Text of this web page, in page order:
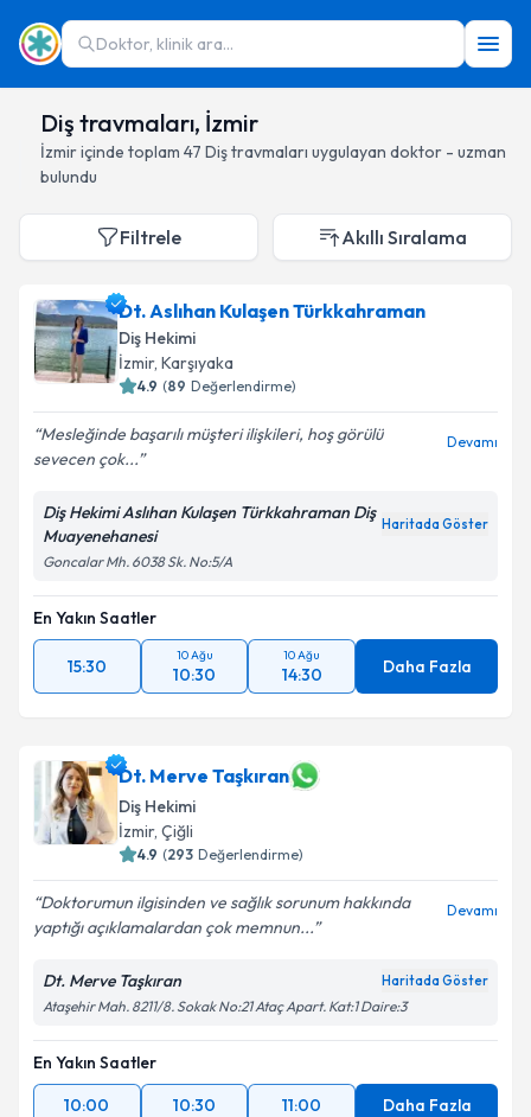
Doktor, klinik ara...
Diş travmaları, İzmir
İzmiriçinde toplam 47 Diş travmaları uygulayan doktor - uzman
bulundu
Filtrele Akıllı Sıralama
Dt. Aslıhan Kulaşen Türkkahraman
Diş Hekimi
İzmir, Karşıyaka
4.9 (89 Değerlendirme)
Mesleğinde başarılı müşteri ilişkileri, hoş görülü
sevecen çok...
Devamı
Diş Hekimi Aslıhan Kulaşen Türkkahraman Diş
Muayenehanesi
Haritada Göster
Goncalar Mh. 6038 Sk. No:5/A
En Yakın Saatler
15:30
10 Ağu
10:30
10 Ağu
14:30 Daha Fazla
Dt. Merve Taşkıran
Diş Hekimi
İzmir, Çiğli
4.9 (293 Değerlendirme)
Doktorumun ilgisinden ve sağlık sorunum hakkında
yaptığı açıklamalardan çok memnun...
Devamı
Dt. Merve Taşkıran Haritada Göster
Ataşehir Mah. 8211/8. Sokak No:21 Ataç Apart. Kat:1 Daire:3
En Yakın Saatler
10:00
10:30 11:00 Daha Fazla